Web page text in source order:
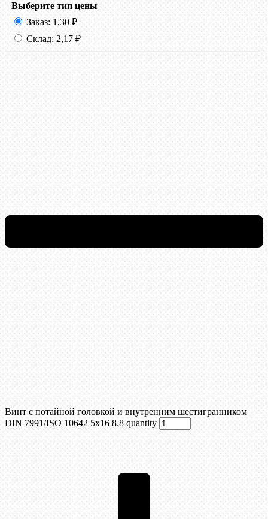
Выберите тип цены
Заказ: 1,30 ₽
Склад: 2,17 ₽
Винт с потайной головкой и внутренним шестигранником
DIN 7991/ISO 10642 5х16 8.8 quantity